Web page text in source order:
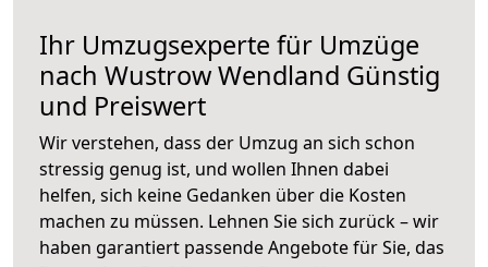
Ihr Umzugsexperte für Umzüge
nach Wustrow Wendland Günstig
und Preiswert
Wir verstehen, dass der Umzug an sich schon
stressig genug ist, und wollen Ihnen dabei
helfen, sich keine Gedanken über die Kosten
machen zu müssen. Lehnen Sie sich zurück – wir
haben garantiert passende Angebote für Sie, das